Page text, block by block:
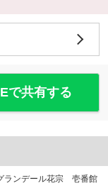
で共有する
ランデール花宗 壱番館